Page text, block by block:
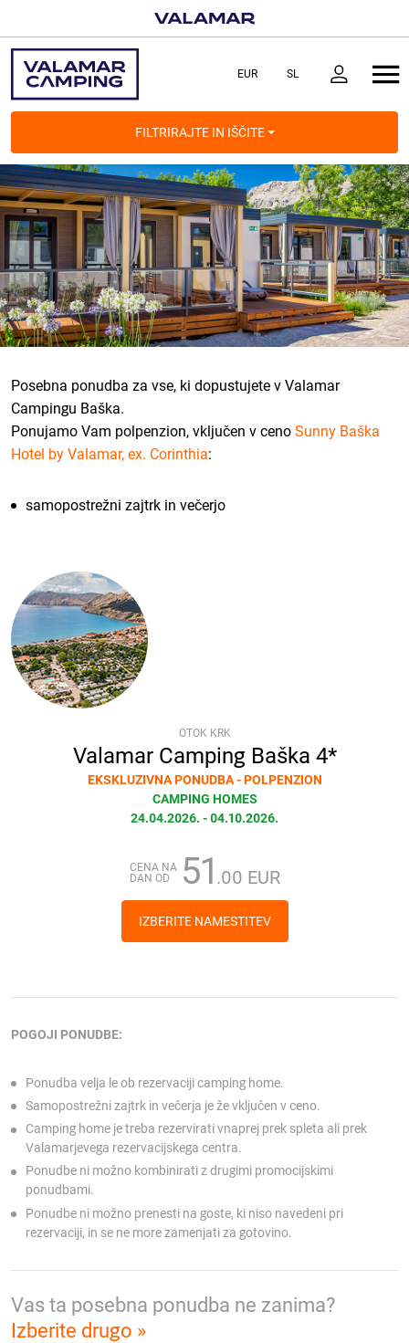
FILTRIRAJTE IN IŠČITE
Posebna ponudba za vse, ki dopustujete v Valamar
Campingu Baška.
Ponujamo Vam polpenzion, vključen v ceno Sunny Baška
Hotel by Valamar, ex. Corinthia:
samopostrežni zajtrk in večerjo
OTOK KRK
Valamar Camping Baška 4*
EKSKLUZIVNA PONUDBA - POLPENZION
CAMPING HOMES
24.04.2026. - 04.10.2026.
CENA NA
DAN OD
51 .00 EUR
IZBERITE NAMESTITEV
POGOJI PONUDBE:
Ponudba velja le ob rezervaciji camping home.
Samopostrežni zajtrk in večerja je že vključen v ceno.
Camping home je treba rezervirati vnaprej prek spleta ali prek
Valamarjevega rezervacijskega centra.
Ponudbe ni možno kombinirati z drugimi promocijskimi
ponudbami.
Ponudbe ni možno prenesti na goste, ki niso navedeni pri
rezervaciji, in se ne more zamenjati za gotovino.
Vas ta posebna ponudba ne zanima?
Izberite drugo »